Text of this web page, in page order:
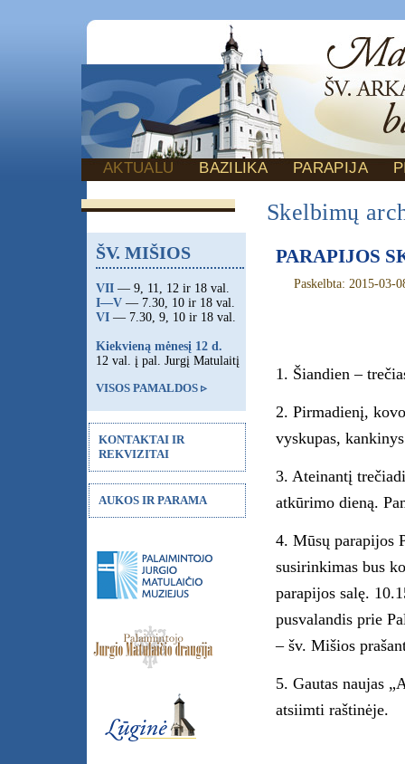
AKTUALU BAZILIKA PARAPIJA
Skelbimų
PARAPIJOS
Paskelbta: 2015-03-
1. Šiandien –
2. Pirmadienį,
vyskupas,
3. Ateinantį
atkūrimo dieną.
4. Mūsų parapijos
susirinkimas bus
parapijos salę.
pusvalandis prie
– šv. Mišios
5. Gautas naujas
atsiimti raštinėje.
ŠV. MIŠIOS
VII — 9, 11, 12 ir 18 val.
I—V — 7.30, 10 ir 18 val.
VI — 7.30, 9, 10 ir 18 val.
Kiekvieną mėnesį 12 d.
12 val. į pal. Jurgį Matulaitį
VISOS PAMALDOS ▹
KONTAKTAI IR
REKVIZITAI
AUKOS IR PARAMA